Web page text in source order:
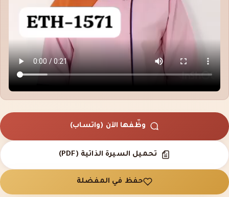
وظّفها الآن (واتساب)
تحميل السيرة الذاتية (PDF)
حفظ في المفضلة